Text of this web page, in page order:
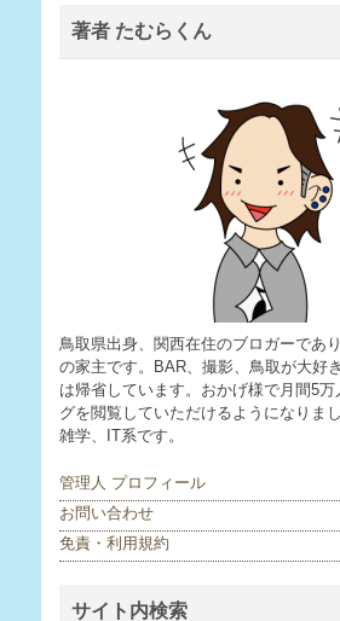
著者 たむらくん
鳥取県出身、関西在住のブロガーであ
の家主です。BAR、撮影、鳥取が大好
は帰省しています。おかげ様で月間5万
グを閲覧していただけるようになりま
雑学、IT系です。
管理人 プロフィール
お問い合わせ
免責・利用規約
サイト内検索